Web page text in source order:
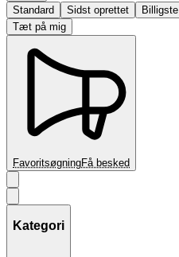
Standard
Sidst oprettet Billigste
Tæt på mig
FavoritsøgningFå besked
Kategori